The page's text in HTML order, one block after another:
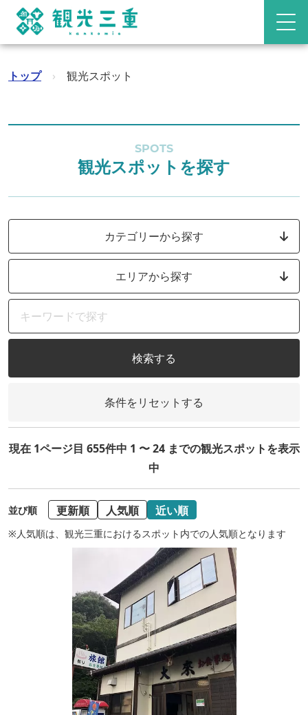
トップ › 観光スポット
SPOTS
観光スポットを探す
カテゴリーから探す
エリアから探す
検索する
条件をリセットする
現在 1ページ目 655件中 1 〜 24 までの観光スポットを表示
中
並び順 更新順 人気順 近い順
※人気順は、観光三重におけるスポット内での人気順となります